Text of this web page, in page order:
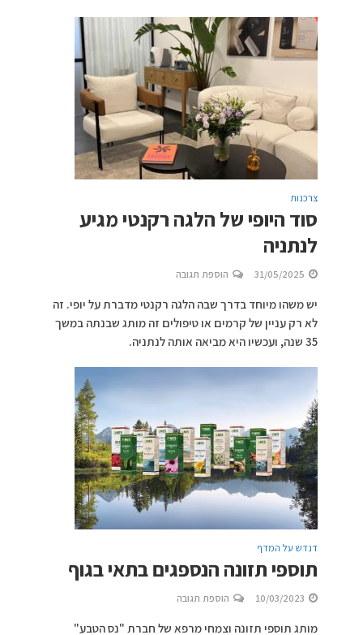
צרכנות
סוד היופי של הלגה רקנטי מגיע
לנתניה
31/05/2025 הוספת תגובה
יש משהו מיוחד בדרך שבה הלגה רקנטי מדברת על יופי. זה
לא רק עניין של קרמים או טיפולים זה מותג שבנתה במשך
35 שנה, ועכשיו היא מביאה אותה לנתניה.
דנדש על המדף
תוספי תזונה הנספגים בתאי בגוף
10/03/2023 הוספת תגובה
מותג תוספי תזונה וצמחי מרפא של חברת "נס הטבע"